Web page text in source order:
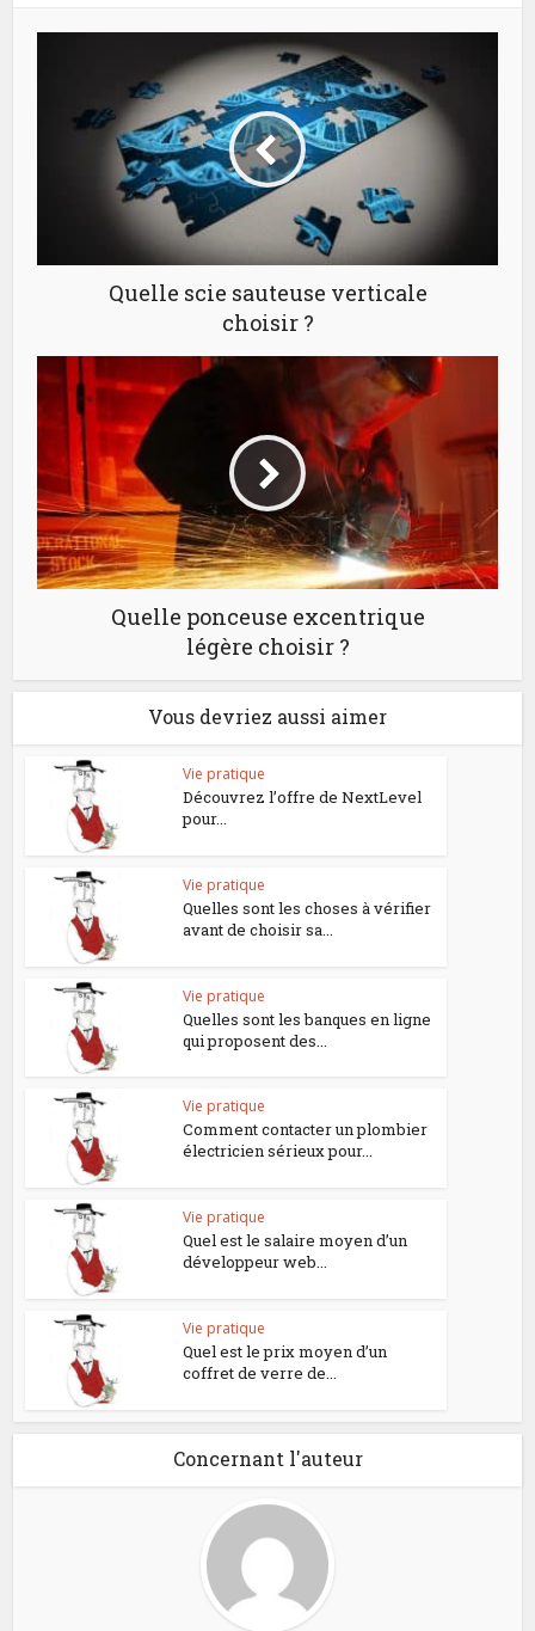
Quelle scie sauteuse verticale
choisir ?
Quelle ponceuse excentrique
légère choisir ?
Vous devriez aussi aimer
Vie pratique
Découvrez l’offre de NextLevel
pour...
Vie pratique
Quelles sont les choses à vérifier
avant de choisir sa...
Vie pratique
Quelles sont les banques en ligne
qui proposent des...
Vie pratique
Comment contacter un plombier
électricien sérieux pour...
Vie pratique
Quel est le salaire moyen d’un
développeur web...
Vie pratique
Quel est le prix moyen d’un
coffret de verre de...
Concernant l'auteur